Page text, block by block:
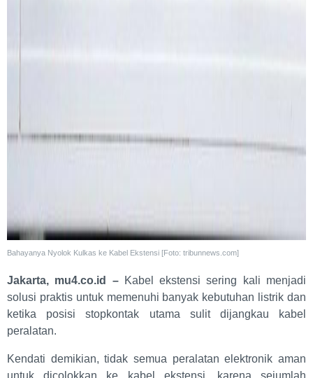
Bahayanya Nyolok Kulkas ke Kabel Ekstensi [Foto: tribunnews.com]
Jakarta, mu4.co.id –Kabel ekstensi sering kali menjadi
solusi praktis untuk memenuhi banyak kebutuhan listrik dan
ketika posisi stopkontak utama sulit dijangkau kabel
peralatan.
Kendati demikian, tidak semua peralatan elektronik aman
untuk dicolokkan ke kabel ekstensi, karena sejumlah